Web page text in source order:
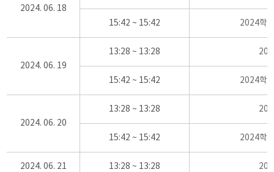
2024. 06. 18
15:42 ~ 15:42 2024학
2024. 06. 19
13:28 ~ 13:28
15:42 ~ 15:42 2024학
2024. 06. 20
13:28 ~ 13:28
15:42 ~ 15:42 2024학
2024. 06. 21 13:28 ~ 13:28